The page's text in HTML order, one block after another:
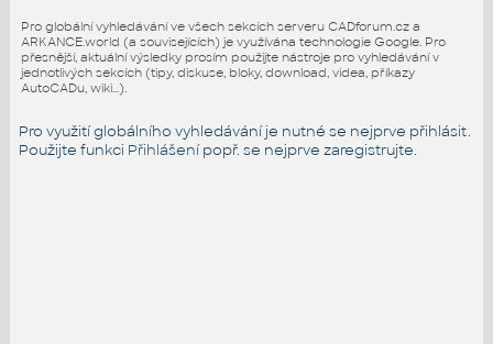
Pro globální vyhledávání ve všech sekcích serveru CADforum.cz a
ARKANCE.world (a souvisejících) je využívána technologie Google. Pro
přesnější, aktuální výsledky prosím použijte nástroje pro vyhledávání v
jednotlivých sekcích (tipy, diskuse, bloky, download, videa, příkazy
AutoCADu, wiki...).
Pro využití globálního vyhledávání je nutné se nejprve přihlásit.
Použijte funkci Přihlášenípopř. se nejprve zaregistrujte.